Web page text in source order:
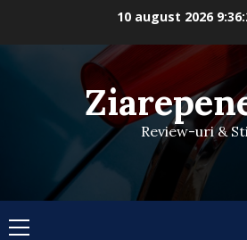
10 august 2026
Review-uri &
Primary